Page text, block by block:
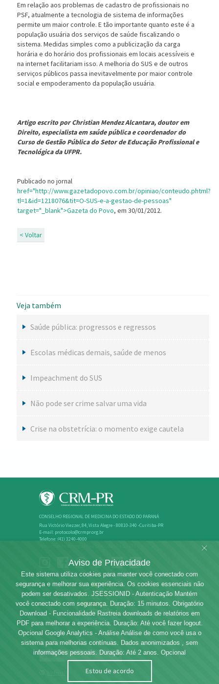
Em relação aos problemas de cadastro de profissionais no
PSF, atualmente a tecnologia de sistema de informações
permite um maior controle. E tão importante quanto este é a
população usuária dos serviços de saúde fiscalizando o
sistema. Medidas simples como a publicização da carga
horária e do horário dos profissionais em locais acessíveis e
na internet facilitariam isso. A melhoria do SUS e de outros
serviços públicos passa inevitavelmente por maior controle
social e empoderamento da população usuária.
Artigo escrito por Christian Mendez Alcantara, doutor em
Direito, especialista em saúde pública e coordenador do
Curso de Gestão Pública do Setor de Educação Profissional e
Tecnológica da UFPR.
Publicado no jornal
href="http://www.gazetadopovo.com.br/opiniao/conteudo.phtml?
tl=1&id=1218076&tit=O-SUS-e-a-gestao-de-pessoas"
target="_blank">Gazeta do Povo, em 30/01/2012.
< Voltar
Veja também
Saúde pública: progressos e regressos
Escolas médicas demais, saúde de menos
Impeachment do SUS
Não pode ser crime salvar uma vida
Crise na obstetrícia: o momento exige cautela
CONSELHO REGIONAL DE MEDICINA DO ESTADO DO PARANÁ
Rua Victório Viezzer, 84, Vista Alegre - 80810-340 -Curitiba-PR
E-mail: protocolo@crmpr.org.br
Telefone: (41) 3240-4000
Rede dos Conselhos de Medicina
Aviso de Privacidade
Este sistema utiliza cookies para manter você conectado com
segurança e melhorar sua experiência. Os cookies essenciais não
podem ser desativados. JSESSIONID - Autenticação Mantém
você conectado com segurança. Duração: 15 minutos. Obrigatório
Download - Funcionalidade Rastreia downloads de relatórios em
PDF para melhorar a experiência. Duração: Até você fazer logout.
Opcional Google Analytics - Análise Análise de como você usa o
sistema para melhorias contínuas. Dados anonimizados , sem
informações pessoais. Duração: Até 2 anos. Opcional
Estou de acordo